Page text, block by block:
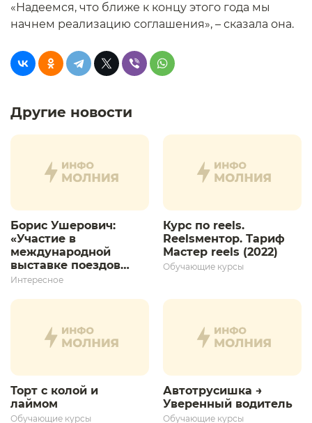
«Надеемся, что ближе к концу этого года мы
начнем реализацию соглашения», – сказала она.
Другие новости
Борис Ушерович:
«Участие в
международной
выставке поездов
дает толчок для
развития»
Интересное
Курс по reels.
Reelsментор. Тариф
Мастер reels (2022)
Обучающие курсы
Торт с колой и
лаймом
Обучающие курсы
Автотрусишка →
Уверенный водитель​
Обучающие курсы